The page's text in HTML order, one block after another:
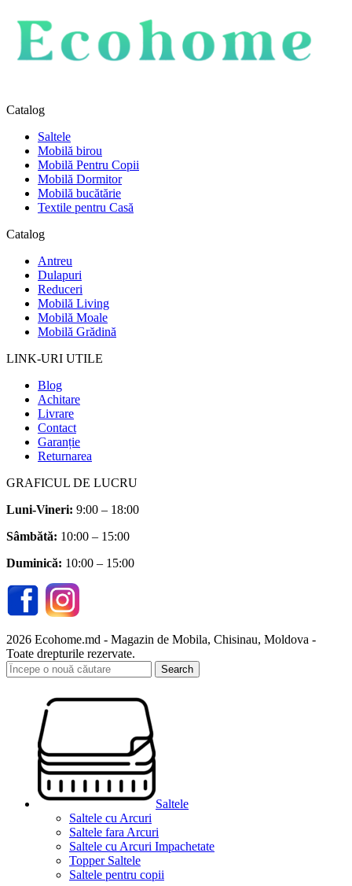
Catalog
Saltele
Mobilă birou
Mobilă Pentru Copii
Mobilă Dormitor
Mobilă bucătărie
Textile pentru Casă
Catalog
Antreu
Dulapuri
Reduceri
Mobilă Living
Mobilă Moale
Mobilă Grădină
LINK-URI UTILE
Blog
Achitare
Livrare
Contact
Garanție
Returnarea
GRAFICUL DE LUCRU
Luni-Vineri: 9:00 – 18:00
Sâmbătă: 10:00 – 15:00
Duminică: 10:00 – 15:00
2026 Ecohome.md - Magazin de Mobila, Chisinau, Moldova -
Toate drepturile rezervate.
Search
Saltele
Saltele cu Arcuri
Saltele fara Arcuri
Saltele cu Arcuri Impachetate
Topper Saltele
Saltele pentru copii